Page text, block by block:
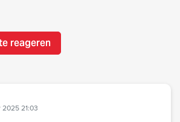
reageren
21:03